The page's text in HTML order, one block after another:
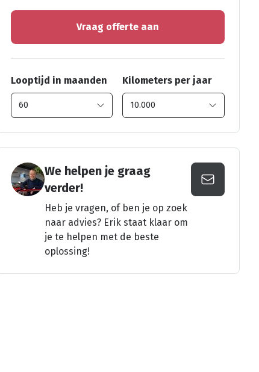
Vraag offerte aan
Looptijd in maanden Kilometers per jaar
We helpen je graag
verder!
Heb je vragen, of ben je op zoek
naar advies? Erik staat klaar om
je te helpen met de beste
oplossing!